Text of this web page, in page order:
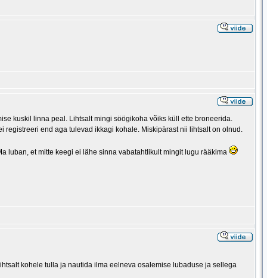
kuskil linna peal. Lihtsalt mingi söögikoha võiks küll ette broneerida.
end aga tulevad ikkagi kohale. Miskipärast nii lihtsalt on olnud.
luban, et mitte keegi ei lähe sinna vabatahtlikult mingit lugu rääkima
kohele tulla ja nautida ilma eelneva osalemise lubaduse ja sellega